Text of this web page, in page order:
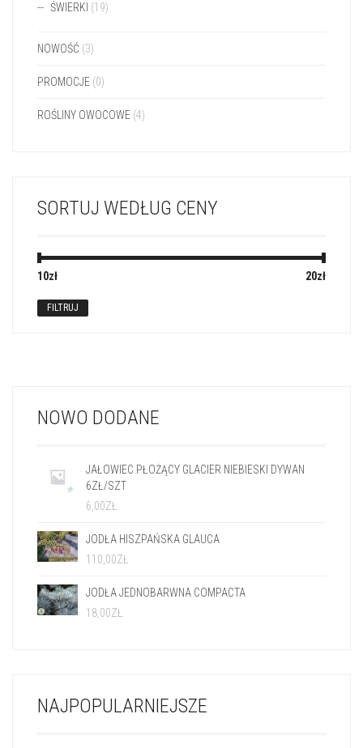
ŚWIERKI (19)
NOWOŚĆ (3)
PROMOCJE (0)
ROŚLINY OWOCOWE (4)
SORTUJ WEDŁUG CENY
FILTRUJ
10zł 20zł
NOWO DODANE
JAŁOWIEC PŁOŻĄCY GLACIER NIEBIESKI DYWAN
6ZŁ/SZT
6,00ZŁ
JODŁA HISZPAŃSKA GLAUCA
110,00ZŁ
JODŁA JEDNOBARWNA COMPACTA
18,00ZŁ
NAJPOPULARNIEJSZE